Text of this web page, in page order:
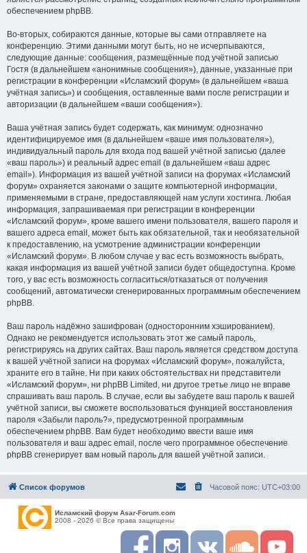
обеспечением phpBB.
Во-вторых, собираются данные, которые вы сами отправляете на
конференцию. Этими данными могут быть, но не исчерпываются,
следующие данные: сообщения, размещённые под учётной записью
Гостя (в дальнейшем «анонимные сообщения»), данные, указанные при
регистрации в конференции «Исламский форум» (в дальнейшем «ваша
учётная запись») и сообщения, оставленные вами после регистрации и
авторизации (в дальнейшем «ваши сообщения»).
Ваша учётная запись будет содержать, как минимум: однозначно
идентифицируемое имя (в дальнейшем «ваше имя пользователя»),
индивидуальный пароль для входа под вашей учётной записью (далее
«ваш пароль») и реальный адрес email (в дальнейшем «ваш адрес
email»). Информация из вашей учётной записи на форумах «Исламский
форум» охраняется законами о защите компьютерной информации,
применяемыми в стране, предоставляющей нам услуги хостинга. Любая
информация, запрашиваемая при регистрации в конференции
«Исламский форум», кроме вашего имени пользователя, вашего пароля и
вашего адреса email, может быть как обязательной, так и необязательной
к предоставлению, на усмотрение администрации конференции
«Исламский форум». В любом случае у вас есть возможность выбрать,
какая информация из вашей учётной записи будет общедоступна. Кроме
того, у вас есть возможность согласиться/отказаться от получения
сообщений, автоматически сгенерированных программным обеспечением
phpBB.
Ваш пароль надёжно зашифрован (односторонним хэшированием).
Однако не рекомендуется использовать этот же самый пароль,
регистрируясь на других сайтах. Ваш пароль является средством доступа
к вашей учётной записи на форумах «Исламский форум», пожалуйста,
храните его в тайне. Ни при каких обстоятельствах ни представители
«Исламский форум», ни phpBB Limited, ни другое третье лицо не вправе
спрашивать ваш пароль. В случае, если вы забудете ваш пароль к вашей
учётной записи, вы сможете воспользоваться функцией восстановления
пароля «Забыли пароль?», предусмотренной программным
обеспечением phpBB. Вам будет необходимо ввести ваше имя
пользователя и ваш адрес email, после чего программное обеспечение
phpBB сгенерирует вам новый пароль для вашей учётной записи.
Список форумов Часовой пояс: UTC+03:00
Исламский форум Asar-Forum.com
2008 - 2026 © Все права защищены
F I R S Y